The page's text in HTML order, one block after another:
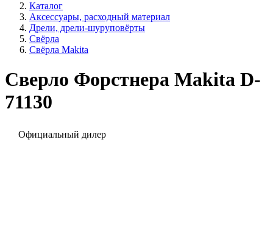
Каталог
Аксессуары, расходный материал
Дрели, дрели-шуруповёрты
Свёрла
Свёрла Makita
Сверло Форстнера Makita D-
71130
Официальный дилер